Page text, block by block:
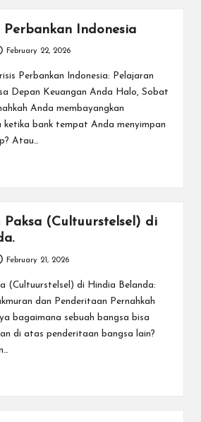
Perbankan Indonesia
February 22, 2026
Perbankan Indonesia: Pelajaran
Depan Keuangan Anda Halo, Sobat
Anda membayangkan
ketika bank tempat Anda menyimpan
Atau…
Paksa (Cultuurstelsel) di
February 21, 2026
(Cultuurstelsel) di Hindia Belanda:
dan Penderitaan Pernahkah
bagaimana sebuah bangsa bisa
di atas penderitaan bangsa lain?